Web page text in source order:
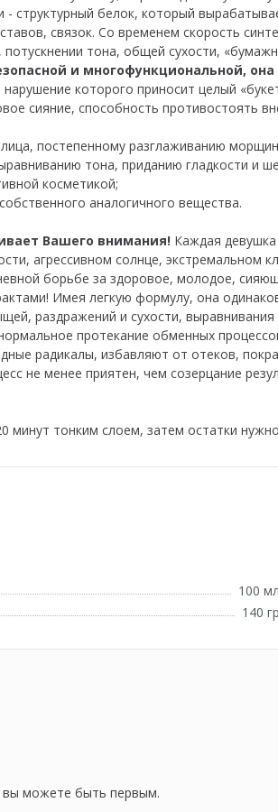
структурный белок, который
связок. Со временем скорость
тона, общей сухости,
и многофункциональной, она
которого приносит целый
сияние, способность противостоять
постепенному разглаживанию
тона, приданию гладкости и
косметикой;
аналогичного вещества.
Вашего внимания! Каждая
агрессивном солнце, экстремальном
борьбе за здоровое, молодое,
Имея легкую формулу, она
раздражений и сухости,
протекание обменных
радикалы, избавляют от отеков,
не менее приятен, чем созерцание
минут тонким слоем, затем остатки
100 мл
140 гр
вы можете быть первым.